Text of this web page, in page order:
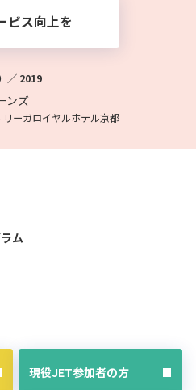
ビス向上を
／ 2019
ンズ
ーガロイヤルホテル京都
ム
現役JET参加者の方